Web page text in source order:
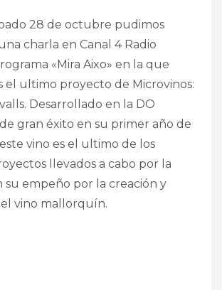
28 de octubre pudimos
charla en Canal 4 Radio
«Mira Aixo» en la que
el ultimo proyecto de Microvinos:
Desarrollado en la DO
gran éxito en su primer año de
vino es el ultimo de los
llevados a cabo por la
su empeño por la creación y
vino mallorquín.